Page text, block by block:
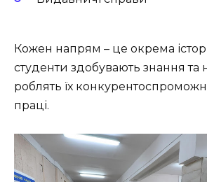
Кожен напрям – це окрема
студенти здобувають знання та
роблять їх
праці.